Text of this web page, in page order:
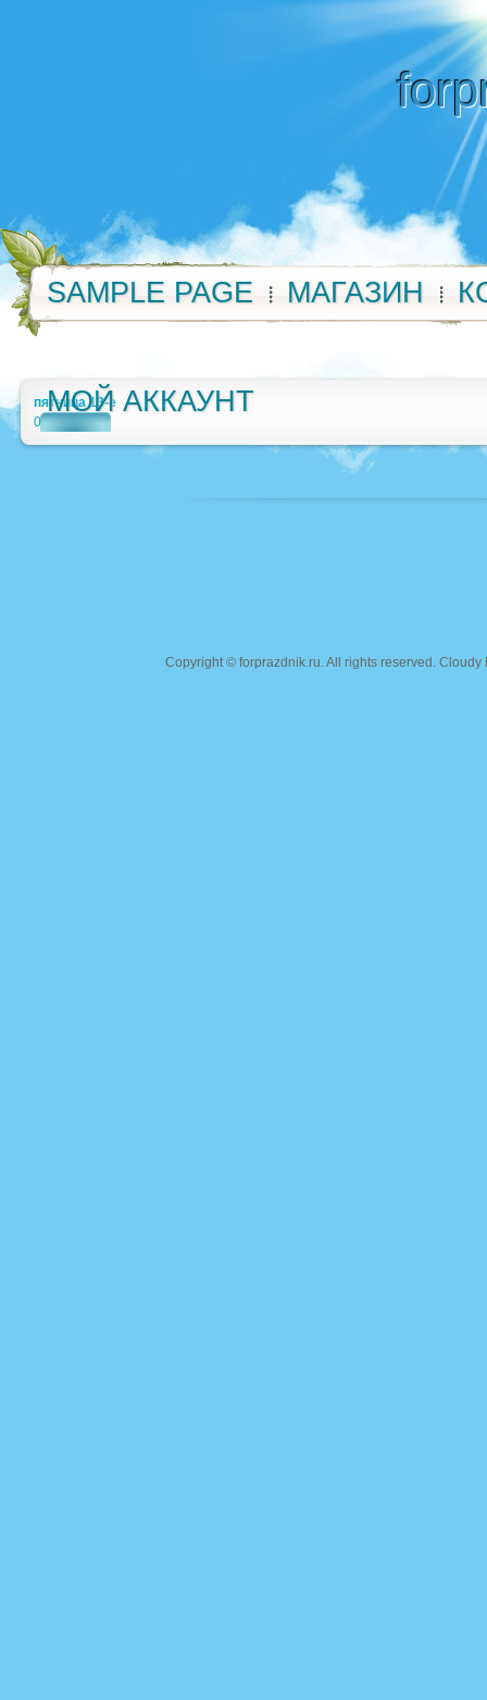
SAMPLE PAGE МАГАЗИН
МОЙ АККАУНТ
пятница 13-е
0
Copyright © forprazdnik.ru. All rights reserved.